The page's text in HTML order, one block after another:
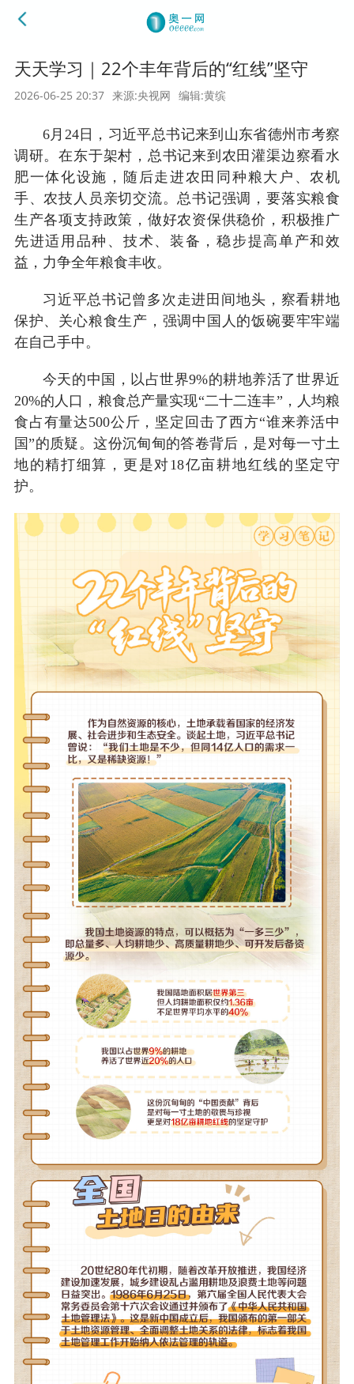
天天学习｜22个丰年背后的“红线”坚守
2026-06-25 20:37 来源:央视网 编辑:黄缤
6月24日，习近平总书记来到山东省德州市考察
调研。在东于架村，总书记来到农田灌渠边察看水
肥一体化设施，随后走进农田同种粮大户、农机
手、农技人员亲切交流。总书记强调，要落实粮食
生产各项支持政策，做好农资保供稳价，积极推广
先进适用品种、技术、装备，稳步提高单产和效
益，力争全年粮食丰收。
习近平总书记曾多次走进田间地头，察看耕地
保护、关心粮食生产，强调中国人的饭碗要牢牢端
在自己手中。
今天的中国，以占世界9%的耕地养活了世界近
20%的人口，粮食总产量实现“二十二连丰”，人均粮
食占有量达500公斤，坚定回击了西方“谁来养活中
国”的质疑。这份沉甸甸的答卷背后，是对每一寸土
地的精打细算，更是对18亿亩耕地红线的坚定守
护。